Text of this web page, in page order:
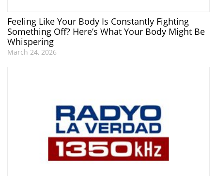
Feeling Like Your Body Is Constantly Fighting
Something Off? Here’s What Your Body Might Be
Whispering
March 24, 2026